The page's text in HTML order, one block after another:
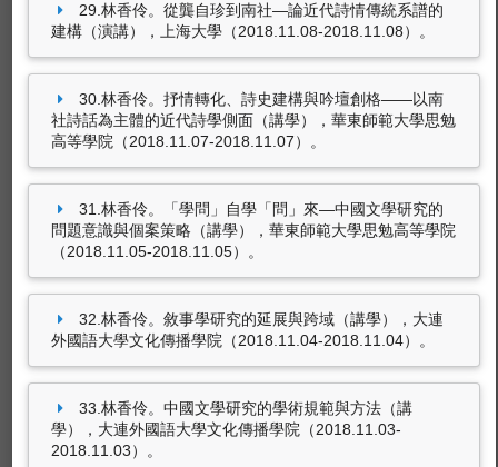
29.林香伶。從龔自珍到南社—論近代詩情傳統系譜的
建構（演講），上海大學（2018.11.08-2018.11.08）。
30.林香伶。抒情轉化、詩史建構與吟壇創格——以南
社詩話為主體的近代詩學側面（講學），華東師範大學思勉
高等學院（2018.11.07-2018.11.07）。
31.林香伶。「學問」自學「問」來—中國文學研究的
問題意識與個案策略（講學），華東師範大學思勉高等學院
（2018.11.05-2018.11.05）。
32.林香伶。敘事學研究的延展與跨域（講學），大連
外國語大學文化傳播學院（2018.11.04-2018.11.04）。
33.林香伶。中國文學研究的學術規範與方法（講
學），大連外國語大學文化傳播學院（2018.11.03-
2018.11.03）。